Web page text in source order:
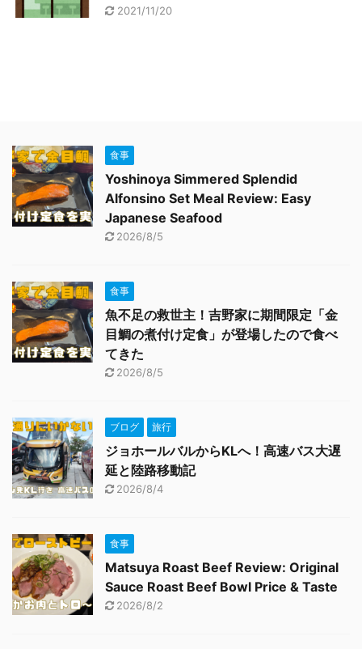
2021/11/20
食事
Yoshinoya Simmered Splendid
Alfonsino Set Meal Review: Easy
Japanese Seafood
2026/8/5
食事
魚不足の救世主！吉野家に期間限定「金
目鯛の煮付け定食」が登場したので食べ
てきた
2026/8/5
ブログ 旅行
ジョホールバルからKLへ！高速バス大遅
延と陸路移動記
2026/8/4
食事
Matsuya Roast Beef Review: Original
Sauce Roast Beef Bowl Price & Taste
2026/8/2